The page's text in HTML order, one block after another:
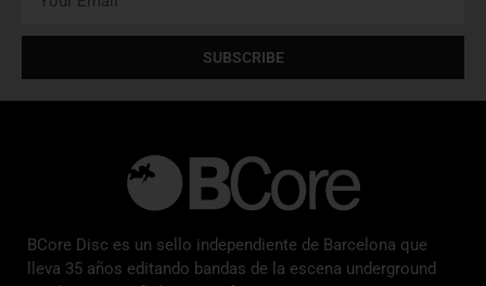
SUBSCRIBE
BCore Disc es un sello independiente de Barcelona que
lleva 35 años editando bandas de la escena underground